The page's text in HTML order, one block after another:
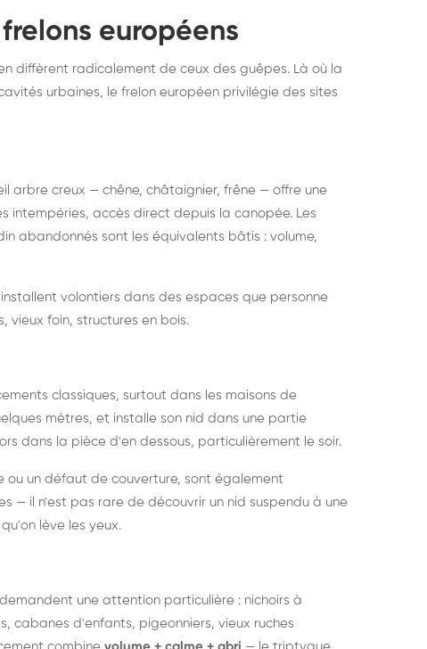
européens
diffèrent radicalement de ceux des guêpes. Là où la
urbaines, le frelon européen privilégie des sites
arbre creux — chêne, châtaignier, frêne — offre une
intempéries, accès direct depuis la canopée. Les
abandonnés sont les équivalents bâtis : volume,
volontiers dans des espaces que personne
vieux foin, structures en bois.
classiques, surtout dans les maisons de
mètres, et installe son nid dans une partie
dans la pièce d'en dessous, particulièrement le soir.
ou un défaut de couverture, sont également
— il n'est pas rare de découvrir un nid suspendu à une
lève les yeux.
une attention particulière : nichoirs à
cabanes d'enfants, pigeonniers, vieux ruches